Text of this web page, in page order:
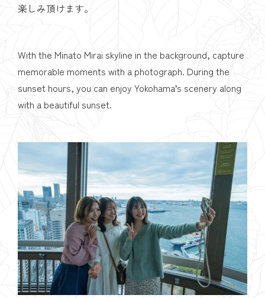
楽しみ頂けます。
With the Minato Mirai skyline in the background, capture
memorable moments with a photograph. During the
sunset hours, you can enjoy Yokohama’s scenery along
with a beautiful sunset.